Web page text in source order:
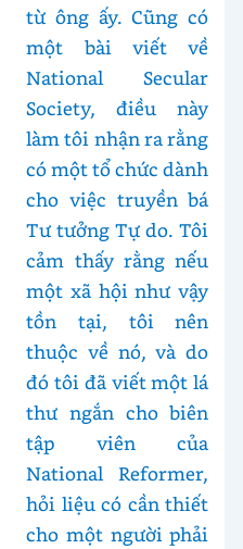
từ ông ấy. Cũng có
một bài viết về
National Secular
Society, điều này
làm tôi nhận ra rằng
có một tổ chức dành
cho việc truyền bá
Tư tưởng Tự do. Tôi
cảm thấy rằng nếu
một xã hội như vậy
tồn tại, tôi nên
thuộc về nó, và do
đó tôi đã viết một lá
thư ngắn cho biên
tập viên của
National Reformer,
hỏi liệu có cần thiết
cho một người phải